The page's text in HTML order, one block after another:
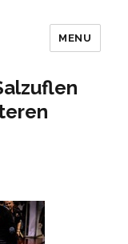
MENU